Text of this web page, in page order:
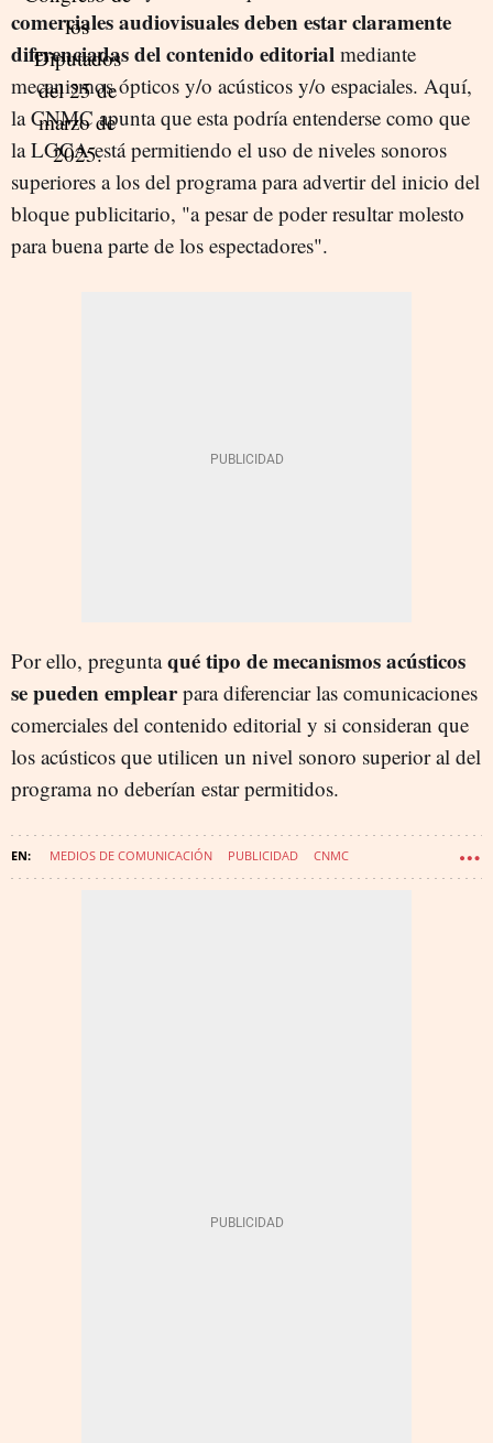
comerciales audiovisuales deben estar claramente
diferenciadas del contenido editorial mediante
mecanismos ópticos y/o acústicos y/o espaciales. Aquí,
la CNMC apunta que esta podría entenderse como que
la LGCA está permitiendo el uso de niveles sonoros
superiores a los del programa para advertir del inicio del
bloque publicitario, "a pesar de poder resultar molesto
para buena parte de los espectadores".
Por ello, preguntaqué tipo de mecanismos acústicos
se pueden emplearpara diferenciar las comunicaciones
comerciales del contenido editorial y si consideran que
los acústicos que utilicen un nivel sonoro superior al del
programa no deberían estar permitidos.
MEDIOS DE COMUNICACIÓN PUBLICIDAD CNMC